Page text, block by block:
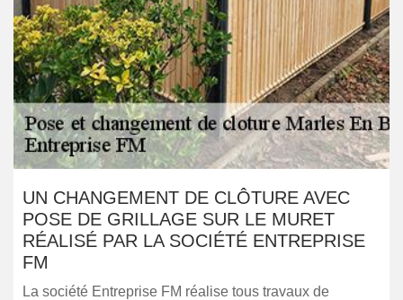
UN CHANGEMENT DE CLÔTURE AVEC
POSE DE GRILLAGE SUR LE MURET
RÉALISÉ PAR LA SOCIÉTÉ ENTREPRISE
FM
La société Entreprise FM réalise tous travaux de